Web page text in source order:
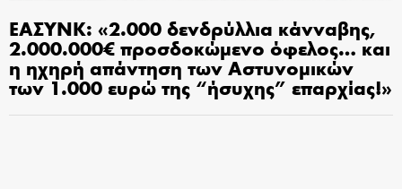
ΕΑΣΥΝΚ: «2.000 δενδρύλλια κάνναβης,
2.000.000€ προσδοκώμενο όφελος… και
η ηχηρή απάντηση των Αστυνομικών
των 1.000 ευρώ της “ήσυχης” επαρχίας!»